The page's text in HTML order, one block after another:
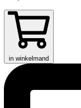
in winkelmand